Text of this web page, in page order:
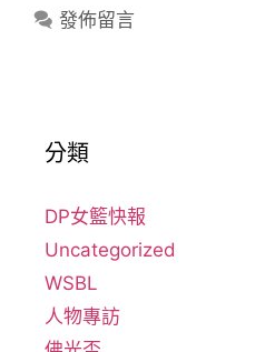
發佈留言
分類
DP女籃快報
Uncategorized
WSBL
人物專訪